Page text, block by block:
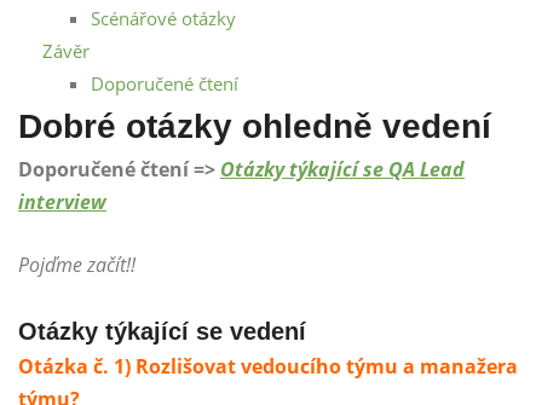
Scénářové otázky
Závěr
Doporučené čtení
Dobré otázky ohledně vedení
Doporučené čtení => Otázky týkající se QA Lead
interview
Pojďme začít!!
Otázky týkající se vedení
Otázka č. 1) Rozlišovat vedoucího týmu a manažera
týmu?